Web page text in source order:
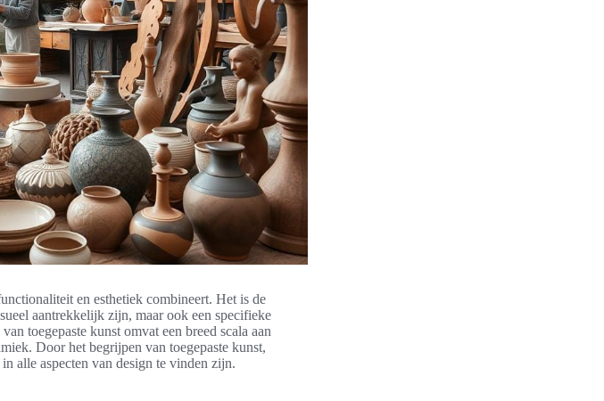
en esthetiek combineert. Het is de
aantrekkelijk zijn, maar ook een specifieke
toegepaste kunst omvat een breed scala aan
Door het begrijpen van toegepaste kunst,
alle aspecten van design te vinden zijn.